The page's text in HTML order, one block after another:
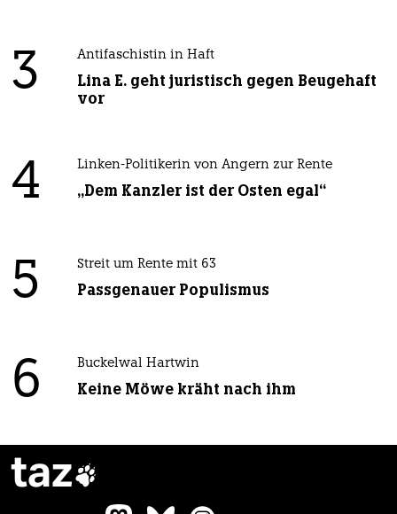
3 Antifaschistin in Haft
Lina E. geht juristisch gegen Beugehaft
vor
4 Linken-Politikerin von Angern zur Rente
„Dem Kanzler ist der Osten egal“
5 Streit um Rente mit 63
Passgenauer Populismus
6 Buckelwal Hartwin
Keine Möwe kräht nach ihm
taz